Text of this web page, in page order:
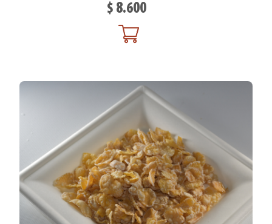
$ 8.600